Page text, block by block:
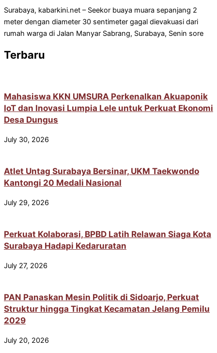
Surabaya, kabarkini.net – Seekor buaya muara sepanjang 2
meter dengan diameter 30 sentimeter gagal dievakuasi dari
rumah warga di Jalan Manyar Sabrang, Surabaya, Senin sore
Terbaru
Mahasiswa KKN UMSURA Perkenalkan Akuaponik
IoT dan Inovasi Lumpia Lele untuk Perkuat Ekonomi
Desa Dungus
July 30, 2026
Atlet Untag Surabaya Bersinar, UKM Taekwondo
Kantongi 20 Medali Nasional
July 29, 2026
Perkuat Kolaborasi, BPBD Latih Relawan Siaga Kota
Surabaya Hadapi Kedaruratan
July 27, 2026
PAN Panaskan Mesin Politik di Sidoarjo, Perkuat
Struktur hingga Tingkat Kecamatan Jelang Pemilu
2029
July 20, 2026